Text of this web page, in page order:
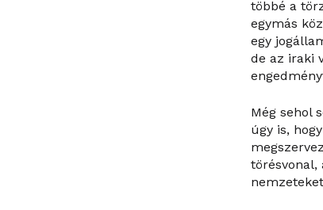
többé a
egymás
egy
de az iraki
Még sehol
úgy is,
törésvonal,